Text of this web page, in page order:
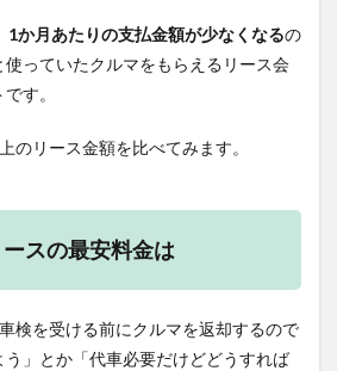
1か月あたりの支払金額が少なくなるの
使っていたクルマをもらえるリース会
す。
のリース金額を比べてみます。
スの最安料金は
検を受ける前にクルマを返却するので
う」とか「代車必要だけどどうすれば